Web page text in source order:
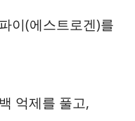
이(에스트로겐)를
억제를 풀고,